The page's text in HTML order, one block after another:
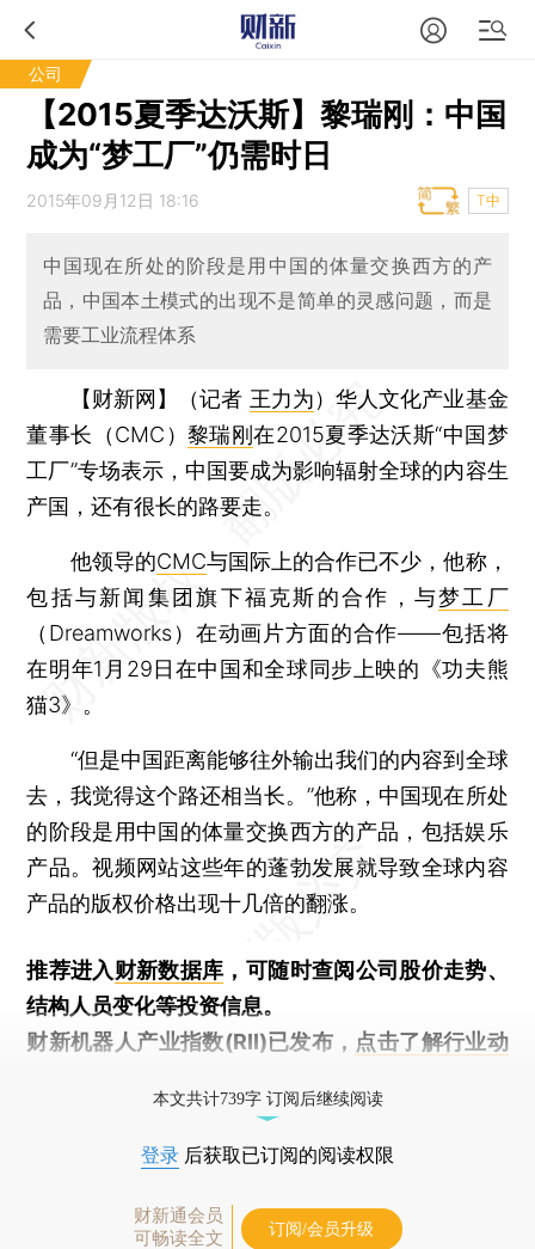
公司
【2015夏季达沃斯】黎瑞刚：中国
成为“梦工厂”仍需时日
2015年09月12日 18:16 T中
中国现在所处的阶段是用中国的体量交换西方的产
品，中国本土模式的出现不是简单的灵感问题，而是
需要工业流程体系
【财新网】（记者 王力为） 华人文化产业基金
董事长（CMC） 黎瑞刚在2015夏季达沃斯“中国梦
工厂”专场表示，中国要成为影响辐射全球的内容生
产国，还有很长的路要走。
他领导的CMC与国际上的合作已不少，他称，
包括与新闻集团旗下福克斯的合作，与梦工厂
（Dreamworks）在动画片方面的合作——包括将
在明年1月29日在中国和全球同步上映的《功夫熊
猫3》。
“但是中国距离能够往外输出我们的内容到全球
去，我觉得这个路还相当长。”他称，中国现在所处
的阶段是用中国的体量交换西方的产品，包括娱乐
产品。视频网站这些年的蓬勃发展就导致全球内容
产品的版权价格出现十几倍的翻涨。
推荐进入财新数据库 ，可随时查阅公司股价走势、
结构人员变化等投资信息。
财新机器人产业指数(RII)已发布， 点击了解行业动
本文共计739字 订阅后继续阅读
登录 后获取已订阅的阅读权限
财新通会员
可畅读全文
订阅/会员升级